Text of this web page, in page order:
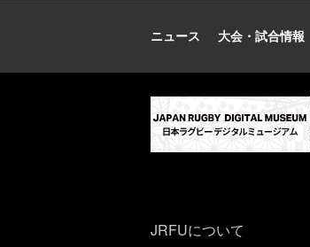
ニュース 大会・試合情報
JRFUについて